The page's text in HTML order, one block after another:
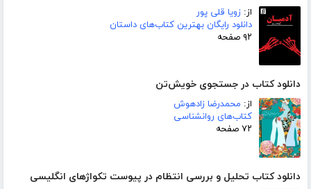
از: زویا قلی پور
دانلود رایگان بهترین کتاب‌های داستان
۹۲ صفحه
دانلود کتاب در جستجوی خویش‌تن
از: محمدرضا زادهوش
کتاب‌های روانشناسی
۷۲ صفحه
دانلود کتاب تحلیل و بررسی انتظام در پیوست تکواژهای انگلیسی